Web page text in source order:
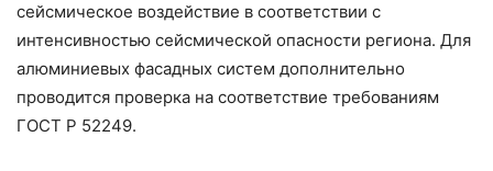
сейсмическое воздействие в соответствии с
интенсивностью сейсмической опасности региона. Для
алюминиевых фасадных систем дополнительно
проводится проверка на соответствие требованиям
ГОСТ Р 52249.